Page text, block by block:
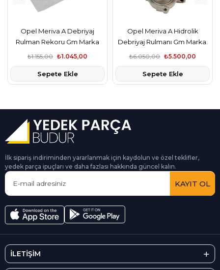
Opel Meriva A Debriyaj
Rulman Rekoru Gm Marka
₺1.045,00
₺1.155,00
Sepete Ekle
Opel Meriva A Hidrolik
Debriyaj Rulmanı Gm Marka.
₺5.500,00
₺6.050,00
Sepete Ekle
İlk sipariş indiriminden yararlanmak için kaydolun ve özel teklifler,
yedek parça ipuçları ve daha fazlası hakkında güncel kalın.
KAYIT OL
İLETİŞİM